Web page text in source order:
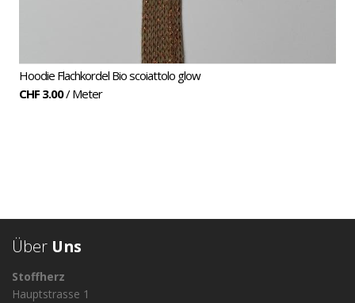
Hoodie Flachkordel Bio scoiattolo glow
CHF 3.00/ Meter
Über Uns
Stoffherz
Hauptstrasse 1